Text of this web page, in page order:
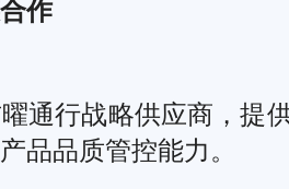
作
行战略供应商，提
品品质管控能力。